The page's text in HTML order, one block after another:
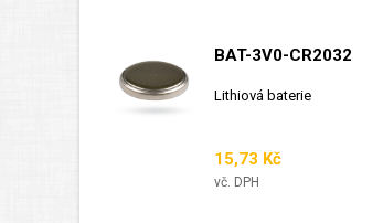
BAT-3V0-CR2032
Lithiová baterie
Cena
15,73 Kč
vč. DPH